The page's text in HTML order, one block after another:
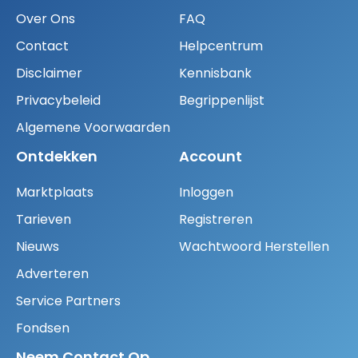
Over Ons
Contact
Disclaimer
Privacybeleid
Algemene Voorwaarden
FAQ
Helpcentrum
Kennisbank
Begrippenlijst
Ontdekken
Marktplaats
Tarieven
Nieuws
Adverteren
Service Partners
Fondsen
Account
Inloggen
Registreren
Wachtwoord Herstellen